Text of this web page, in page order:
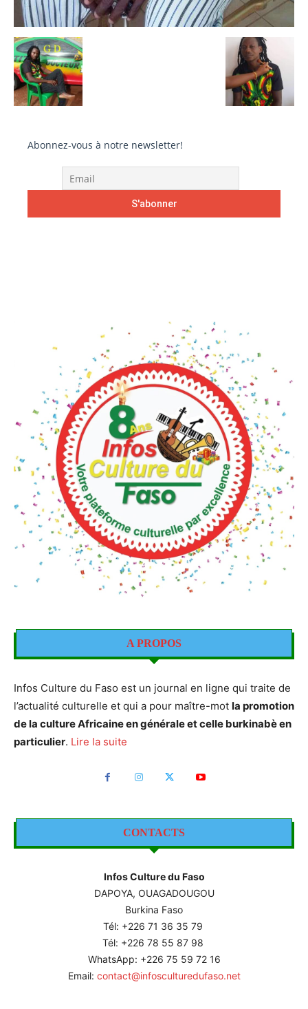
Abonnez-vous à notre newsletter!
A PROPOS
Infos Culture du Faso est un journal en ligne qui traite de
l’actualité culturelle et qui a pour maître-mot la promotion
de la culture Africaine en générale et celle burkinabè en
particulier. Lire la suite
CONTACTS
Infos Culture du Faso
DAPOYA, OUAGADOUGOU
Burkina Faso
Tél: +226 71 36 35 79
Tél: +226 78 55 87 98
WhatsApp: +226 75 59 72 16
Email: contact@infosculturedufaso.net